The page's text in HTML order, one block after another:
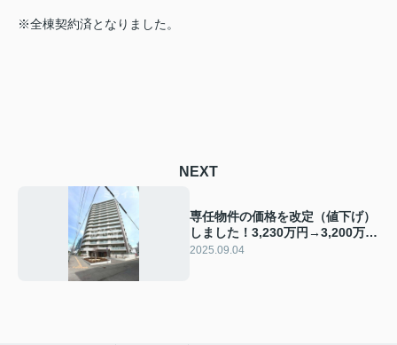
※全棟契約済となりました。
NEXT
専任物件の価格を改定（値下げ）
しました！3,230万円→3,200万
円 さらに価格相談可能です！
2025.09.04